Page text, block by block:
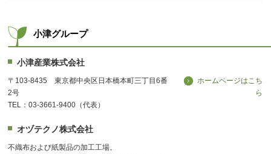
小津グループ
小津産業株式会社
〒103-8435 東京都中央区日本橋本町三丁目6番
2号
TEL：03-3661-9400（代表）
ホームページはこち
ら
オヅテクノ株式会社
不織布および紙製品の加工工場。